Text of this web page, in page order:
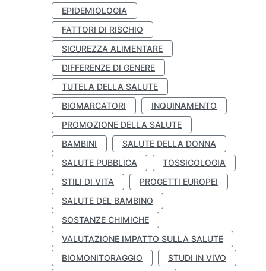
EPIDEMIOLOGIA
FATTORI DI RISCHIO
SICUREZZA ALIMENTARE
DIFFERENZE DI GENERE
TUTELA DELLA SALUTE
BIOMARCATORI
INQUINAMENTO
PROMOZIONE DELLA SALUTE
BAMBINI
SALUTE DELLA DONNA
SALUTE PUBBLICA
TOSSICOLOGIA
STILI DI VITA
PROGETTI EUROPEI
SALUTE DEL BAMBINO
SOSTANZE CHIMICHE
VALUTAZIONE IMPATTO SULLA SALUTE
BIOMONITORAGGIO
STUDI IN VIVO